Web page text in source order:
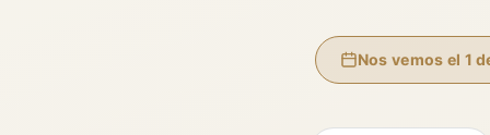
Nos vemos el 1